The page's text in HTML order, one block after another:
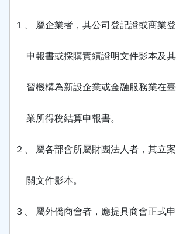
１、 屬企業者，其公司登記證或商業
申報書或採購實績證明文件影本及
習機構為新設企業或金融服務業在
業所得稅結算申報書。
２、 屬各部會所屬財團法人者，其立
關文件影本。
３、 屬外僑商會者，應提具商會正式申